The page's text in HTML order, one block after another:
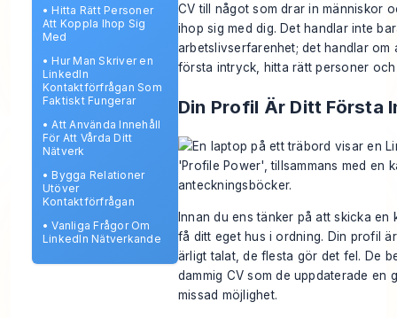
• Hitta Rätt Personer
Att Koppla Ihop Sig
Med
• Hur Man Skriver en
LinkedIn
Kontaktförfrågan Som
Faktiskt Fungerar
•Att Använda Innehåll
För Att Vårda Ditt
Nätverk
• Bygga Relationer
Utöver
Kontaktförfrågan
•Vanliga Frågor Om
LinkedIn Nätverkande
CV till något som drar in människor
ihop sig med dig. Det handlar inte
arbetslivserfarenhet; det handlar om
första intryck, hitta rätt personer och
Din Profil Är Ditt Första
Innan du ens tänker på att skicka
få ditt eget hus i ordning. Din profil
ärligt talat, de flesta gör det fel. De
dammig CV som de uppdaterade en
missad möjlighet.